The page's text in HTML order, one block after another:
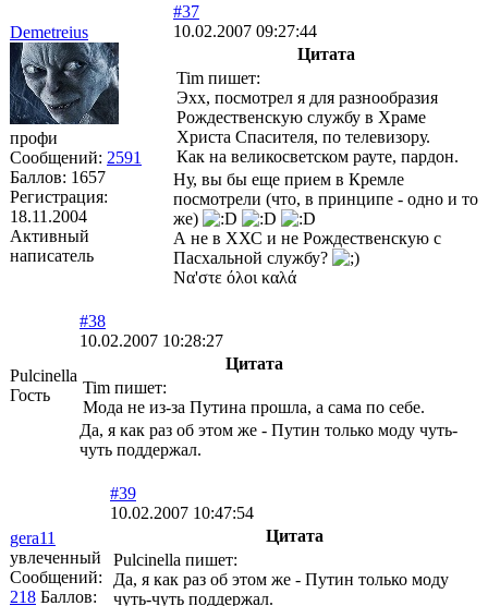
Demetreius
профи
Сообщений: 2591
Баллов: 1657
Регистрация:
18.11.2004
Активный
написатель
#37
10.02.2007 09:27:44
Цитата
Tim пишет:
Эхх, посмотрел я для разнообразия
Рождественскую службу в Храме
Христа Спасителя, по телевизору.
Как на великосветском рауте, пардон.
Ну, вы бы еще прием в Кремле
посмотрели (что, в принципе - одно и то
же)
А не в ХХС и не Рождественскую с
Пасхальной службу?
Να'στε όλοι καλά
Pulcinella
Гость
#38
10.02.2007 10:28:27
Цитата
Tim пишет:
Мода не из-за Путина прошла, а сама по себе.
Да, я как раз об этом же - Путин только моду чуть-
чуть поддержал.
gera11
увлеченный
Сообщений:
218 Баллов:
#39
10.02.2007 10:47:54
Цитата
Pulcinella пишет:
Да, я как раз об этом же - Путин только моду
чуть-чуть поддержал.